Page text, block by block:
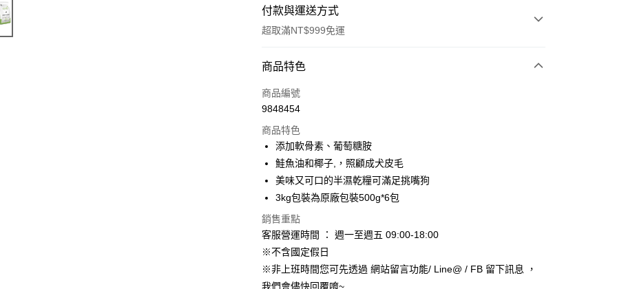
付款與運送方式
超取滿NT$999免運
付款方式
信用卡一次付款
3 期 0 利率 每期 NT$299
合作金庫商業銀行
華南商業銀行
彰化商業銀行
國泰世華商業銀行
臺灣中小企業銀行
匯豐（台灣）商業銀行
華泰商業銀行
聯邦商業銀行
玉山商業銀行
星展（台灣）商業銀行
超商取貨付款
Apple Pay
街口支付
悠遊付
商品特色
商品編號
9848454
商品特色
添加軟骨素、葡萄糖胺
鮭魚油和椰子,，照顧成犬皮毛
美味又可口的半濕乾糧可滿足挑嘴狗
3kg包裝為原廠包裝500g*6包
銷售重點
客服營運時間 ： 週一至週五 09:00-18:00
※不含國定假日
※非上班時間您可先透過 網站留言功能/ Line@ / FB 留下訊息 ，
我們會儘快回覆唷~